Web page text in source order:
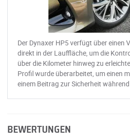
Der Dynaxer HP5 verfügt über einen
direkt in der Lauffläche, um die
über die Kilometer hinweg zu
Profil wurde überarbeitet, um einen
einem Beitrag zur Sicherheit
BEWERTUNGEN